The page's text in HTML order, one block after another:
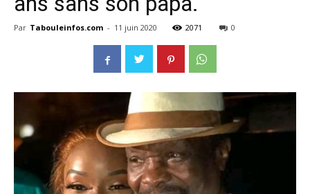
Par Tabouleinfos.com - 11 juin 2020 2071 0